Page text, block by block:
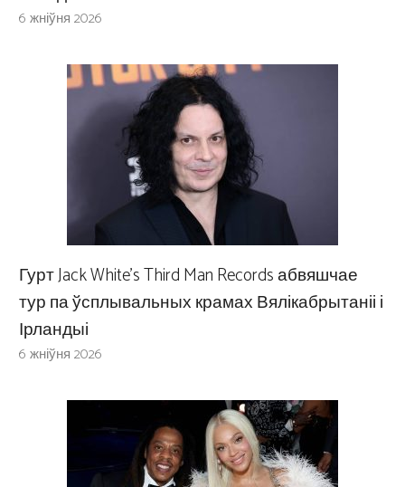
6 жніўня 2026
Гурт Jack White’s Third Man Records абвяшчае
тур па ўсплывальных крамах Вялікабрытаніі і
Ірландыі
6 жніўня 2026